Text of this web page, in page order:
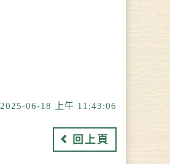
2025-06-18 上午 11:43:06
回上頁